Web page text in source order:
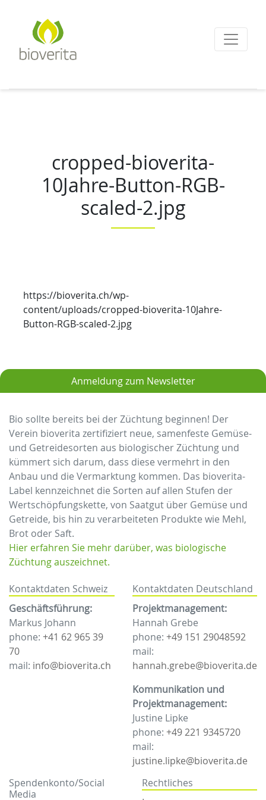
Von der Züchtung bis
cropped-bioverita-
10Jahre-Button-RGB-
scaled-2.jpg
https://bioverita.ch/wp-
content/uploads/cropped-bioverita-10Jahre-
Button-RGB-scaled-2.jpg
Anmeldung zum Newsletter
Bio sollte bereits bei der Züchtung beginnen! Der
Verein bioverita zertifiziert neue, samenfeste Gemüse-
und Getreidesorten aus biologischer Züchtung und
kümmert sich darum, dass diese vermehrt in den
Anbau und die Vermarktung kommen. Das bioverita-
Label kennzeichnet die Sorten auf allen Stufen der
Wertschöpfungskette, von Saatgut über Gemüse und
Getreide, bis hin zu verarbeiteten Produkte wie Mehl,
Brot oder Saft.
Hier erfahren Sie mehr darüber, was biologische
Züchtung auszeichnet.
Kontaktdaten Schweiz
Geschäftsführung:
Markus Johann
phone: +41 62 965 39
70
mail: info@bioverita.ch
Kontaktdaten Deutschland
Projektmanagement:
Hannah Grebe
phone: +49 151 29048592
mail:
hannah.grebe@bioverita.de
Kommunikation und
Projektmanagement:
Justine Lipke
phone: +49 221 9345720
mail:
justine.lipke@bioverita.de
Spendenkonto/Social
Media
Rechtliches